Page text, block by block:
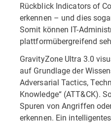
Rückblick Indicators of
erkennen – und dies
Somit können IT-
plattformübergreifend
GravityZone Ultra 3.0
auf Grundlage der
Adversarial Tactics,
Knowledge“ (ATT&CK).
Spuren von Angriffen
erkennen. Ein